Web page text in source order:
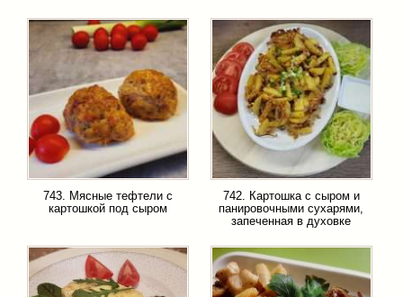
743. Мясные тефтели с
картошкой под сыром
742. Картошка с сыром и
панировочными сухарями,
запеченная в духовке